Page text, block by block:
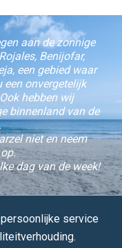
aan de zonnige
Benijofar,
een gebied waar
een onvergetelijk
hebben wij
binnenland van de
niet en neem
dag van de week!
service